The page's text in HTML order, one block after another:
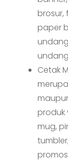
brosur,
paper
Cetak
produk
mug,